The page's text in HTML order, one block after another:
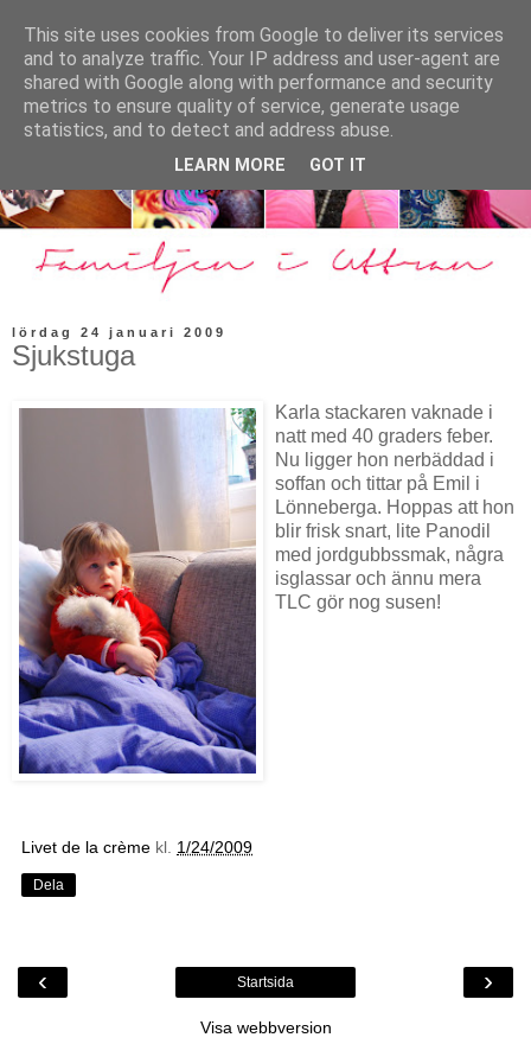
lördag 24 januari 2009
Sjukstuga
Karla stackaren vaknade i
natt med 40 graders feber.
Nu ligger hon nerbäddad i
soffan och tittar på Emil i
Lönneberga. Hoppas att hon
blir frisk snart, lite Panodil
med jordgubbssmak, några
isglassar och ännu mera
TLC gör nog susen!
Livet de la crème kl. 1/24/2009
Dela
‹ ›
Startsida
Visa webbversion
This site uses cookies from Google to deliver its services
and to analyze traffic. Your IP address and user-agent are
shared with Google along with performance and security
metrics to ensure quality of service, generate usage
statistics, and to detect and address abuse.
LEARN MORE GOT IT